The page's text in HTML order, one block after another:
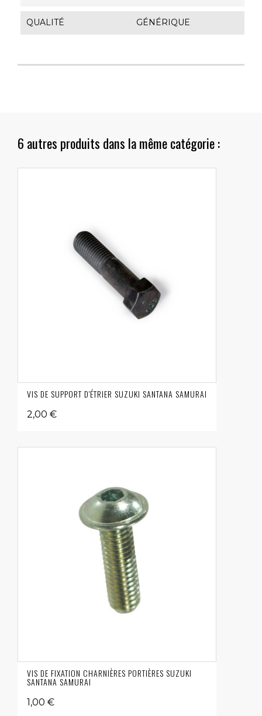
QUALITÉ GÉNÉRIQUE
6 autres produits dans la même catégorie :
VIS DE SUPPORT D'ÉTRIER SUZUKI SANTANA SAMURAI
2,00 €
VIS DE FIXATION CHARNIÈRES PORTIÈRES SUZUKI
SANTANA SAMURAI
1,00 €